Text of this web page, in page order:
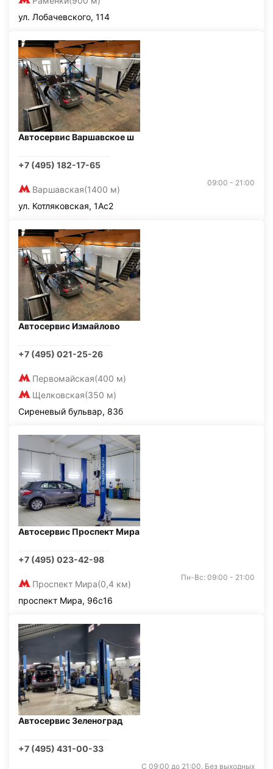
ул. Лобачевского, 114
Автосервис Варшавское ш
+7 (495) 182-17-65
Варшавская(1400 м)
09:00 - 21:00
ул. Котляковская, 1Ас2
Автосервис Измайлово
+7 (495) 021-25-26
Первомайская(400 м)
Щелковская(350 м)
Сиреневый бульвар, 83б
Автосервис Проспект Мира
+7 (495) 023-42-98
Проспект Мира(0,4 км)
Пн-Вс: 09:00 - 21:00
проспект Мира, 96с16
Автосервис Зеленоград
+7 (495) 431-00-33
С 09:00 до 21:00. Без выходных